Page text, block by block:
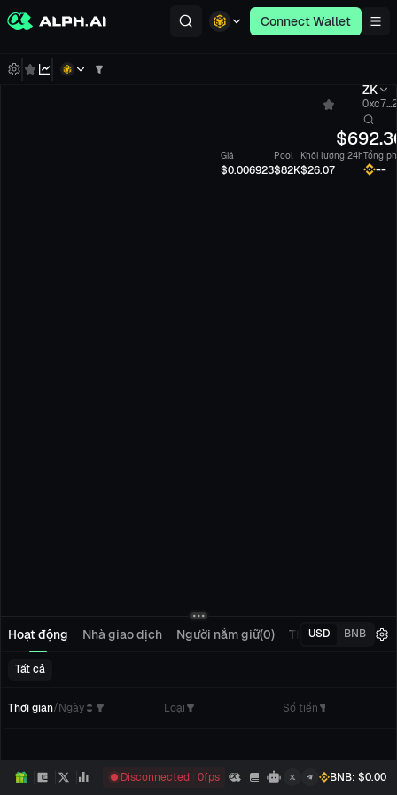
Connect Wallet
ZK
$
Giá
$0.006923
Pool
$82K
Khối lượng 24h
$26.07
Tổng
--
Hoạt động Nhà giao dịch Người nắm giữ(0) Theo dõi(0) Đơn
USD BNB
Tất cả
Thời gian/Ngày Loại Số tiền
Disconnected 0fps BNB: $0.00